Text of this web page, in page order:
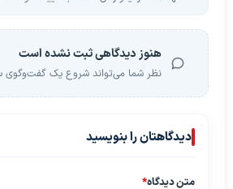
هنوز دیدگاهی ثبت نشده است
نظر شما می‌تواند شروع یک گفت‌وگوی
دیدگاهتان را بنویسید
متن دیدگاه*